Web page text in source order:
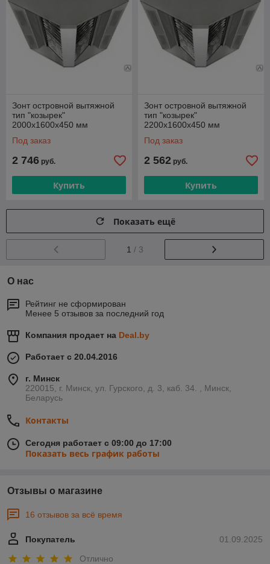
Зонт островной вытяжной
тип "козырек"
2000х1600х450 мм
Под заказ
2 746 руб.
Купить
Зонт островной вытяжной
тип "козырек"
2200х1600х450 мм
Под заказ
2 562 руб.
Купить
Показать ещё
1 / 3
О нас
Рейтинг не сформирован
Менее 5 отзывов за последний год
Компания продает на Deal.by
Работает с 20.04.2016
г. Минск
220015, г. Минск, ул. Гурского, д. 3, каб. 34. , Минск,
Беларусь
Контакты
Сегодня работает с 09:00 до 17:00
Показать весь график работы
Отзывы о магазине
16 отзывов за всё время
01.09.2025
Покупатель
Отлично